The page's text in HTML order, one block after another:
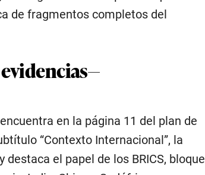
de fragmentos completos del
en la página 11 del plan de
“Contexto Internacional”, la
el papel de los BRICS, bloque